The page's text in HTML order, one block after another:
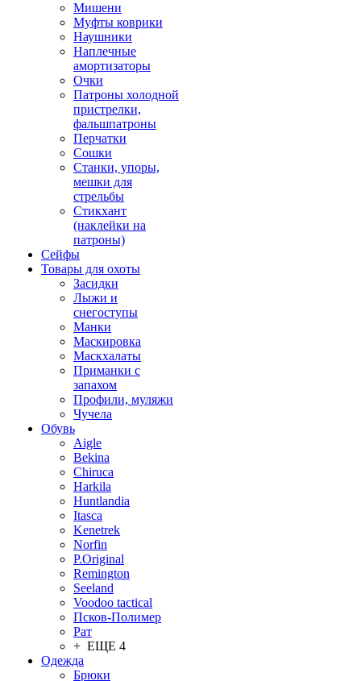
Мишени
Муфты коврики
Наушники
Наплечные
амортизаторы
Очки
Патроны холодной
пристрелки,
фальшпатроны
Перчатки
Сошки
Станки, упоры,
мешки для
стрельбы
Стикхант
(наклейки на
патроны)
Сейфы
Товары для охоты
Засидки
Лыжи и
снегоступы
Манки
Маскировка
Маскхалаты
Приманки с
запахом
Профили, муляжи
Чучела
Обувь
Aigle
Bekina
Chiruсa
Harkila
Huntlandia
Itasca
Kenetrek
Norfin
P.Original
Remington
Seeland
Voodoo tactical
Псков-Полимер
Рат
+ ЕЩЕ 4
Одежда
Брюки